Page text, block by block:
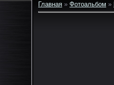
Главная » Фотоальбом »